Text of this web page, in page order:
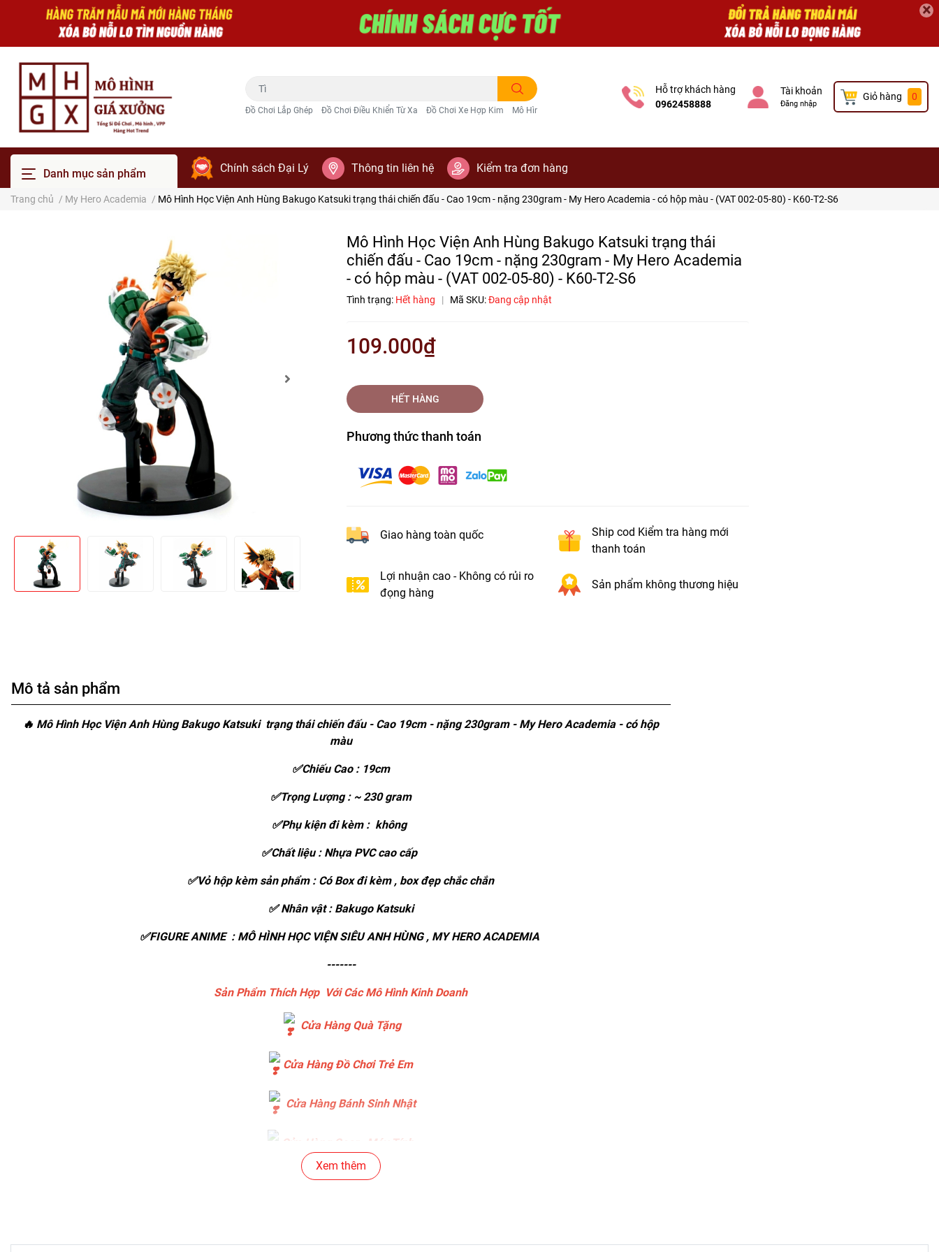
×
Đồ Chơi Lắp Ghép Đồ Chơi Điều Khiển Từ Xa Đồ Chơi Xe Hợp Kim Mô Hình Trang Trí
Hỗ trợ khách hàng
0962458888
Tài khoản
Đăng nhập
Giỏ hàng 0
Danh mục sản phẩm Chính sách Đại Lý Thông tin liên hệ Kiểm tra đơn hàng
Trang chủ / My Hero Academia / Mô Hình Học Viện Anh Hùng Bakugo Katsuki trạng thái chiến đấu - Cao 19cm - nặng 230gram - My Hero Academia - có hộp màu - (VAT 002-05-80) - K60-T2-S6
Mô Hình Học Viện Anh Hùng Bakugo Katsuki trạng thái
chiến đấu - Cao 19cm - nặng 230gram - My Hero Academia
- có hộp màu - (VAT 002-05-80) - K60-T2-S6
Tình trạng: Hết hàng | Mã SKU:Đang cập nhật
109.000₫
HẾT HÀNG
Phương thức thanh toán
Giao hàng toàn quốc
Ship cod Kiểm tra hàng mới
thanh toán
Lợi nhuận cao - Không có rủi ro
đọng hàng
Sản phẩm không thương hiệu
Mô tả sản phẩm
🔥 Mô Hình Học Viện Anh Hùng Bakugo Katsuki trạng thái chiến đấu - Cao 19cm - nặng 230gram - My Hero Academia - có hộp
màu
✅Chiếu Cao : 19cm
✅Trọng Lượng : ~ 230 gram
✅Phụ kiện đi kèm : không
✅Chất liệu : Nhựa PVC cao cấp
✅Vỏ hộp kèm sản phẩm : Có Box đi kèm , box đẹp chắc chắn
✅ Nhân vật : Bakugo Katsuki
✅FIGURE ANIME : MÔ HÌNH HỌC VIỆN SIÊU ANH HÙNG , MY HERO ACADEMIA
-------
Sản Phẩm Thích Hợp Với Các Mô Hình Kinh Doanh
Cửa Hàng Quà Tặng
Cửa Hàng Đồ Chơi Trẻ Em
Cửa Hàng Bánh Sinh Nhật
Cửa Hàng Gear , Máy Tính
Cửa Hàng Văn Phòng Phẩm
Xem thêm